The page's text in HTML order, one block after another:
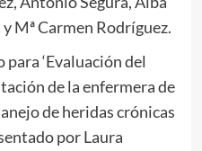
Mª Carmen Rodríguez.
‘Evaluación del
de la enfermera de
de heridas crónicas
por Laura